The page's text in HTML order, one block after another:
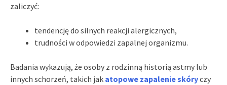
zaliczyć:
tendencję do silnych reakcji alergicznych,
trudności w odpowiedzi zapalnej organizmu.
Badania wykazują, że osoby z rodzinną historią astmy lub
innych schorzeń, takich jak atopowe zapalenie skóryczy